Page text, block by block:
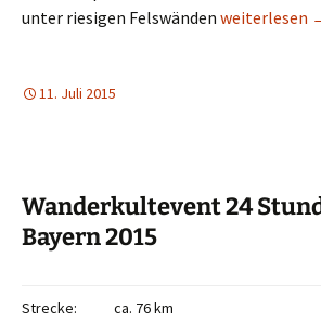
unter riesigen Felswänden Busenberger
weiterlesen
11. Juli 2015
Wanderkultevent 24
Bayern 2015
Strecke: ca. 76 km